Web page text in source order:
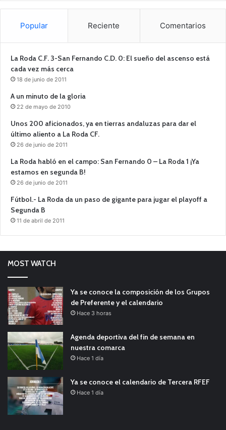
Popular Reciente Comentarios
La Roda C.F. 3-San Fernando C.D. 0: El sueño del ascenso está
cada vez más cerca
18 de junio de 2011
A un minuto de la gloria
22 de mayo de 2010
Unos 200 aficionados, ya en tierras andaluzas para dar el
último aliento a La Roda CF.
26 de junio de 2011
La Roda habló en el campo: San Fernando 0 – La Roda 1 ¡Ya
estamos en segunda B!
26 de junio de 2011
Fútbol.- La Roda da un paso de gigante para jugar el playoff a
Segunda B
11 de abril de 2011
MOST WATCH
Ya se conoce la composición de los Grupos
de Preferente y el calendario
Hace 3 horas
Agenda deportiva del fin de semana en
nuestra comarca
Hace 1 día
Ya se conoce el calendario de Tercera RFEF
Hace 1 día